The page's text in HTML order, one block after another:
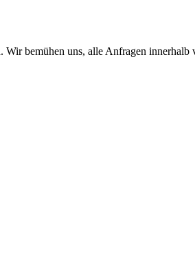
bemühen uns, alle Anfragen innerhalb